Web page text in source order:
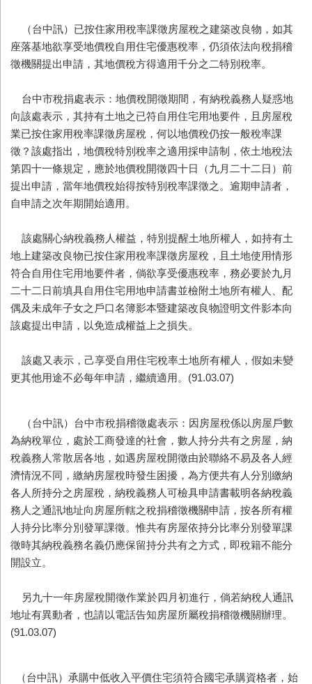
（台中訊）已按住家用稅率課徵房屋稅之建築改良物，如其
座落基地欲享受地價稅自用住宅優惠稅率，仍須依法向稅捐稽
徵機關提出申請，其地價稅方得適用千分之二特別稅率。
台中市稅捐處表示：地價稅開徵期間，有納稅義務人疑惑地
向該處表示，其持有土地之已符自用住宅用地要件，且房屋稅
業已按住家用稅率課徵房屋稅，何以地價稅仍按一般稅率課
徵？該處指出，地價稅特別稅率之適用採申請制，依土地稅法
第四十一條規定，應於地價稅開徵四十日（九月二十二日）前
提出申請，當年地價稅始得按特別稅率課徵之。逾期申請者，
自申請之次年期開始適用。
該處關心納稅義務人權益，特別提醒土地所權人，如持有土
地上建築改良物已按住家用稅率課徵房屋稅，且土地使用情形
符合自用住宅用地要件者，倘欲享受優惠稅率，務必要於九月
二十二日前填具自用住宅用地申請書並檢附土地所有權人、配
偶及未成年子女之戶口名簿影本暨建築改良物證明文件影本向
該處提出申請，以免造成權益上之損失。
該處又表示，己享受自用住宅稅率土地所有權人，假如未變
更其他用途不必每年申請，繼續適用。(91.03.07)
（台中訊）台中市稅捐稽徵處表示：因房屋稅係以房屋戶數
為納稅單位，處於工商發達的社會，數人持分共有之房屋，納
稅義務人常散居各地，如遇房屋稅開徵由於聯絡不易及各人經
濟情況不同，繳納房屋稅時發生困擾，為方便共有人分別繳納
各人所持分之房屋稅，納稅義務人可檢具申請書載明各納稅義
務人之通訊地址向房屋所轄之稅捐稽徵機關申請，按各所有權
人持分比率分別發單課徵。惟共有房屋依持分比率分別發單課
徵時其納稅義務名義仍應保留持分共有之方式，即稅籍不能分
開設立。
另九十一年房屋稅開徵作業於四月初進行，倘若納稅人通訊
地址有異動者，也請以電話告知房屋所屬稅捐稽徵機關辦理。
(91.03.07)
（台中訊）承購中低收入平價住宅須符合國宅承購資格者，始